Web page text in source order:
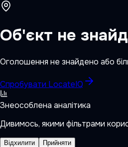
Об'єкт не
Оголошення не знайдено або
Спробувати LocateIQ
Знеособлена аналітика
Дивимось, якими фільтрами
Відхилити Прийняти